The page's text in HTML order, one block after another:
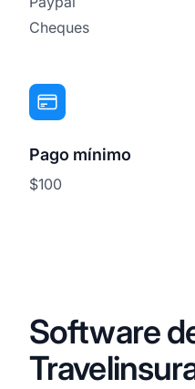
Cheques
Pago mínimo
$100
Software